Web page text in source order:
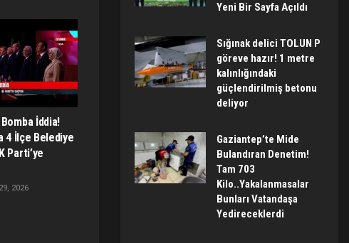
İddia!
4 İlçe Belediye
Parti’ye
2026
Yeni Bir Sayfa Açıldı
Sığınak delici TOLUN P
göreve hazır! 1 metre
kalınlığındaki
güçlendirilmiş betonu
deliyor
Gaziantep’te Mide
Bulandıran Denetim!
Tam 703
Kilo..Yakalanmasalar
Bunları Vatandaşa
Yedireceklerdi